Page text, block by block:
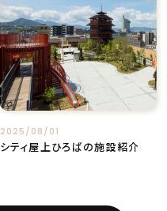
2025/08/01
シティ屋上ひろばの施設紹介